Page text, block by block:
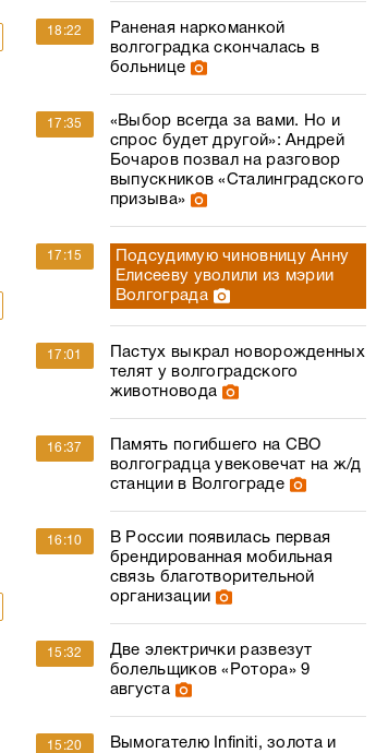
18:22
Раненая наркоманкой
волгоградка скончалась в
больнице
17:35
«Выбор всегда за вами. Но и
спрос будет другой»: Андрей
Бочаров позвал на разговор
выпускников «Сталинградского
призыва»
17:15
Подсудимую чиновницу Анну
Елисееву уволили из мэрии
Волгограда
17:01
Пастух выкрал новорожденных
телят у волгоградского
животновода
16:37
Память погибшего на СВО
волгоградца увековечат на ж/д
станции в Волгограде
16:10
В России появилась первая
брендированная мобильная
связь благотворительной
организации
15:32
Две электрички развезут
болельщиков «Ротора» 9
августа
15:20
Вымогателю Infiniti, золота и